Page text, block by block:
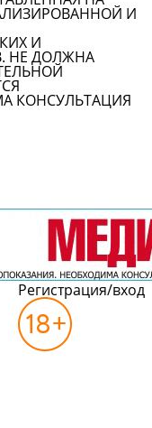
И
И
НЕ ДОЛЖНА
КОНСУЛЬТАЦИЯ
Регистрация/вход